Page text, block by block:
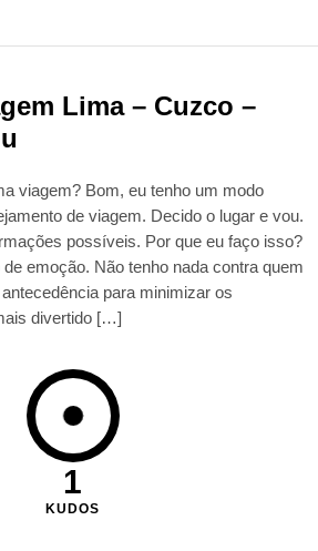
Lima – Cuzco –
viagem? Bom, eu tenho um modo
de viagem. Decido o lugar e vou.
possíveis. Por que eu faço isso?
emoção. Não tenho nada contra quem
para minimizar os
divertido […]
1
KUDOS